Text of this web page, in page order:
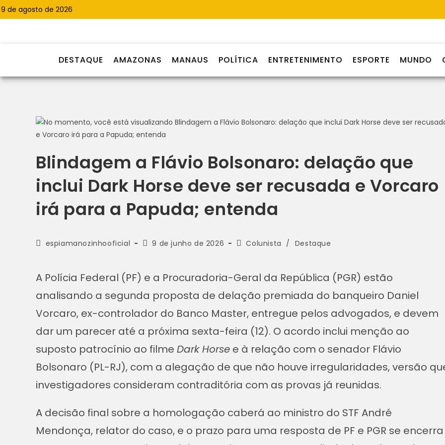
9 de agosto de 2026
DESTAQUE AMAZONAS MANAUS POLÍTICA ENTRETENIMENTO ESPORTE MUNDO
Blindagem a Flávio Bolsonaro: delação que
inclui Dark Horse deve ser recusada e Vorcaro
irá para a Papuda; entenda
espiamanozinhooficial 9 de junho de 2026 Colunista / Destaque
A Polícia Federal (PF) e a Procuradoria-Geral da República (PGR) estão
analisando a segunda proposta de delação premiada do banqueiro Daniel
Vorcaro, ex-controlador do Banco Master, entregue pelos advogados, e devem
dar um parecer até a próxima sexta-feira (12). O acordo inclui menção ao
suposto patrocínio ao filme Dark Horse e à relação com o senador Flávio
Bolsonaro (PL-RJ), com a alegação de que não houve irregularidades, versão
investigadores consideram contraditória com as provas já reunidas.
A decisão final sobre a homologação caberá ao ministro do STF André
Mendonça, relator do caso, e o prazo para uma resposta de PF e PGR se encerra